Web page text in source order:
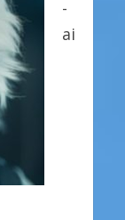
-
ai